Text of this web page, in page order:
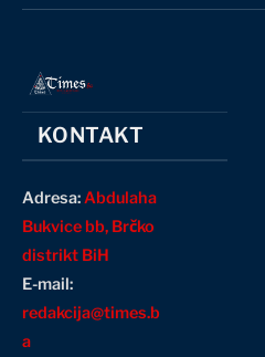
KONTAKT
Adresa:Abdulaha
Bukvice bb, Brčko
distrikt BiH
E-mail:
redakcija@times.b
a